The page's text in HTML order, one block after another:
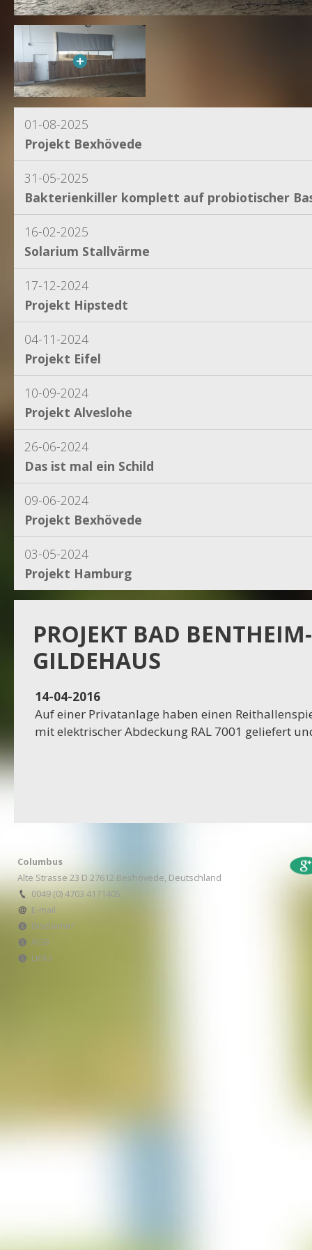
01-08-2025
Projekt Bexhövede
31-05-2025
Bakterienkiller komplett auf probiotischer
16-02-2025
Solarium Stallvärme
17-12-2024
Projekt Hipstedt
04-11-2024
Projekt Eifel
10-09-2024
Projekt Alveslohe
26-06-2024
Das ist mal ein Schild
09-06-2024
Projekt Bexhövede
03-05-2024
Projekt Hamburg
Projekt Dassel
16-11-2023
16-10-2023
Projekt Bexhövede
17-08-2023
Projekt Korea
29-06-2023
Projekt Italien
Projekt Perl Borg
PROJEKT BAD BENTHEIM-
GILDEHAUS
14-04-2016
Auf einer Privatanlage haben einen
mit elektrischer Abdeckung RAL 7001 geliefert
Columbus
Alte Strasse 23 D 27612 Bexhövede, Deutschland
0049 (0) 4703 4171405
E-mail
Disclaimer
AGB
Links